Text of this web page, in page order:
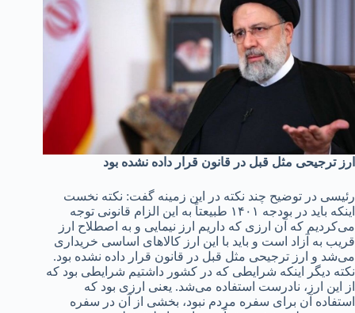
ارز ترجیحی مثل قبل در قانون قرار داده نشده بود
رئیسی در توضیح چند نکته در این زمینه گفت: نکته نخست
اینکه باید در بودجه ۱۴۰۱ طبیعتاً به این الزام قانونی توجه
می‌کردیم که آن ارزی که داریم ارز نیمایی و به اصطلاح ارز
قریب به آزاد است و باید با این ارز کالاهای اساسی خریداری
می‌شد و ارز ترجیحی مثل قبل در قانون قرار داده نشده بود.
نکته دیگر اینکه شرایطی که در کشور داشتیم شرایطی بود که
از این ارز، نادرست استفاده می‌شد. یعنی ارزی بود که
استفاده آن برای سفره مردم نبود، بخشی از آن در سفره